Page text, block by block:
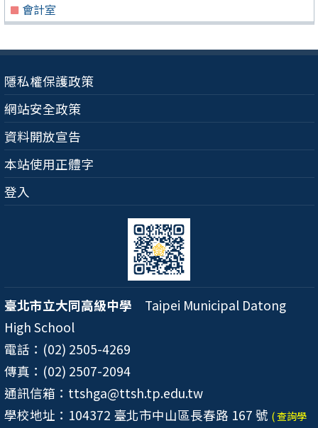
會計室
隱私權保護政策
網站安全政策
資料開放宣告
本站使用正體字
登入
臺北市立大同高級中學 Taipei Municipal Datong
High School
電話：(02) 2505-4269
傳真：(02) 2507-2094
通訊信箱：ttshga@ttsh.tp.edu.tw
學校地址：104372 臺北市中山區長春路 167 號 ( 查詢學